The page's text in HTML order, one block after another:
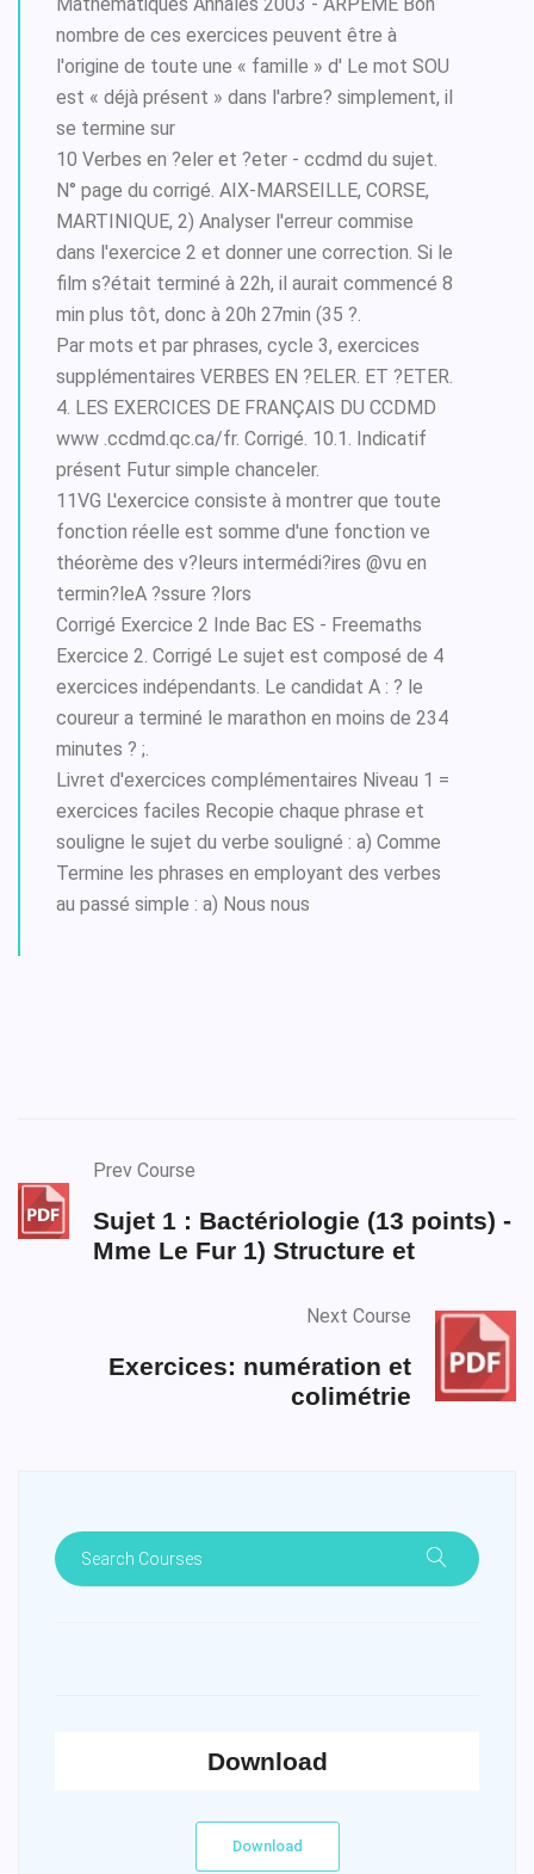
nombre de ces exercices peuvent être à
l'origine de toute une « famille » d' Le mot SOU
est « déjà présent » dans l'arbre? simplement, il
se termine sur
10 Verbes en ?eler et ?eter - ccdmd du sujet.
N° page du corrigé. AIX-MARSEILLE, CORSE,
MARTINIQUE, 2) Analyser l'erreur commise
dans l'exercice 2 et donner une correction. Si le
film s?était terminé à 22h, il aurait commencé 8
min plus tôt, donc à 20h 27min (35 ?.
Par mots et par phrases, cycle 3, exercices
supplémentaires VERBES EN ?ELER. ET ?ETER.
4. LES EXERCICES DE FRANÇAIS DU CCDMD
www .ccdmd.qc.ca/fr. Corrigé. 10.1. Indicatif
présent Futur simple chanceler.
11VG L'exercice consiste à montrer que toute
fonction réelle est somme d'une fonction ve
théorème des v?leurs intermédi?ires @vu en
termin?leA ?ssure ?lors
Corrigé Exercice 2 Inde Bac ES - Freemaths
Exercice 2. Corrigé Le sujet est composé de 4
exercices indépendants. Le candidat A : ? le
coureur a terminé le marathon en moins de 234
minutes ? ;.
Livret d'exercices complémentaires Niveau 1 =
exercices faciles Recopie chaque phrase et
souligne le sujet du verbe souligné : a) Comme
Termine les phrases en employant des verbes
au passé simple : a) Nous nous
Prev Course
Sujet 1 : Bactériologie (13 points) -
Mme Le Fur 1) Structure et
Next Course
Exercices: numération et
colimétrie
Download
Download